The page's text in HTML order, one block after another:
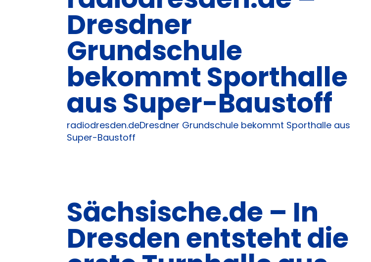
Dresdner
Grundschule
bekommt Sporthalle
aus Super-Baustoff
radiodresden.deDresdner Grundschule bekommt Sporthalle aus
Super-Baustoff
Sächsische.de – In
Dresden entsteht die